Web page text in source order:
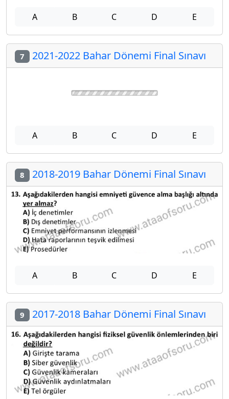
A B C D E
7 2021-2022 Bahar Dönemi Final Sınavı
A B C D E
8 2018-2019 Bahar Dönemi Final Sınavı
A B C D E
9 2017-2018 Bahar Dönemi Final Sınavı